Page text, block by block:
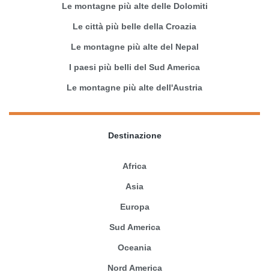
Le montagne più alte delle Dolomiti
Le città più belle della Croazia
Le montagne più alte del Nepal
I paesi più belli del Sud America
Le montagne più alte dell'Austria
Destinazione
Africa
Asia
Europa
Sud America
Oceania
Nord America